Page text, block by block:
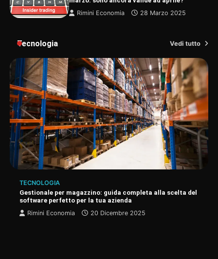
Rimini Economia
28 Marzo 2025
Tecnologia Vedi tutto
TECNOLOGIA
Gestionale per magazzino: guida completa alla scelta del
software perfetto per la tua azienda
Rimini Economia
20 Dicembre 2025